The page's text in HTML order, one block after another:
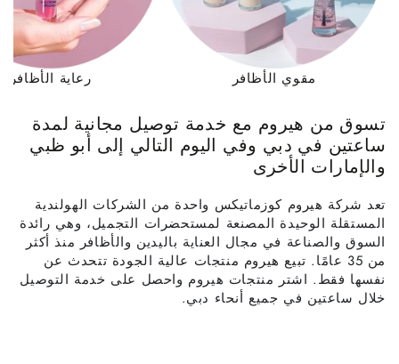
مقوي الأظافر رعاية الأظافر
تسوق من هيروم مع خدمة توصيل مجانية لمدة
ساعتين في دبي وفي اليوم التالي إلى أبو ظبي
والإمارات الأخرى
تعد شركة هيروم كوزماتيكس واحدة من الشركات الهولندية
المستقلة الوحيدة المصنعة لمستحضرات التجميل، وهي رائدة
السوق والصناعة في مجال العناية باليدين والأظافر منذ أكثر
من 35 عامًا. تبيع هيروم منتجات عالية الجودة تتحدث عن
نفسها فقط. اشتر منتجات هيروم واحصل على خدمة التوصيل
خلال ساعتين في جميع أنحاء دبي.